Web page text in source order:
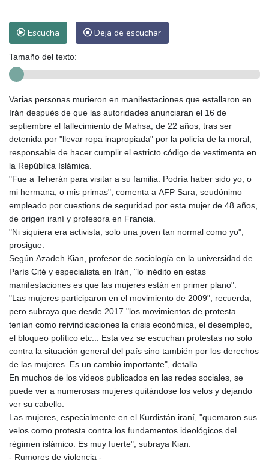
Escucha Deja de escuchar
Tamaño del texto:
Varias personas murieron en manifestaciones que estallaron en
Irán después de que las autoridades anunciaran el 16 de
septiembre el fallecimiento de Mahsa, de 22 años, tras ser
detenida por "llevar ropa inapropiada" por la policía de la moral,
responsable de hacer cumplir el estricto código de vestimenta en
la República Islámica.
"Fue a Teherán para visitar a su familia. Podría haber sido yo, o
mi hermana, o mis primas", comenta a AFP Sara, seudónimo
empleado por cuestions de seguridad por esta mujer de 48 años,
de origen iraní y profesora en Francia.
"Ni siquiera era activista, solo una joven tan normal como yo",
prosigue.
Según Azadeh Kian, profesor de sociología en la universidad de
París Cité y especialista en Irán, "lo inédito en estas
manifestaciones es que las mujeres están en primer plano".
"Las mujeres participaron en el movimiento de 2009", recuerda,
pero subraya que desde 2017 "los movimientos de protesta
tenían como reivindicaciones la crisis económica, el desempleo,
el bloqueo político etc... Esta vez se escuchan protestas no solo
contra la situación general del país sino también por los derechos
de las mujeres. Es un cambio importante", detalla.
En muchos de los videos publicados en las redes sociales, se
puede ver a numerosas mujeres quitándose los velos y dejando
ver su cabello.
Las mujeres, especialmente en el Kurdistán iraní, "quemaron sus
velos como protesta contra los fundamentos ideológicos del
régimen islámico. Es muy fuerte", subraya Kian.
- Rumores de violencia -